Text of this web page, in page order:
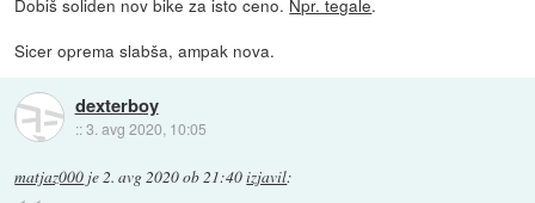
Dobiš soliden nov bike za isto ceno. Npr. tegale.
Sicer oprema slabša, ampak nova.
dexterboy
::3. avg 2020, 10:05
matjaz000 je 2. avg 2020 ob 21:40izjavil: